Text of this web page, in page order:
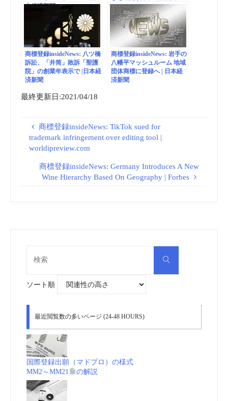
本経済新聞
商標登録insideNews: 八ツ橋
訴訟、「井筒」敗訴「聖護
院」の創業年表示で |日本経
済新聞
商標登録insideNews: 岩手の
八幡平マッシュルーム 地域
団体商標に登録へ | 日本経
済新聞
最終更新日:2021/04/18
商標登録insideNews: TikTok sued for
trademark infringement over editing tool |
worldipreview.com
商標登録insideNews: Germany Introduces A New
Wine Hierarchy Based On Geography | Forbes
検
ソート順
最近閲覧数の多いページ (24-48 HOURS)
国際登録出願（マドプロ）の様式
MM2～MM21
の解説